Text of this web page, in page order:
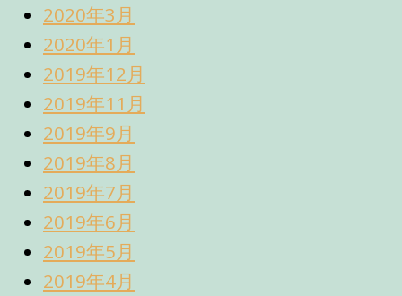
2020年3月
2020年1月
2019年12月
2019年11月
2019年9月
2019年8月
2019年7月
2019年6月
2019年5月
2019年4月